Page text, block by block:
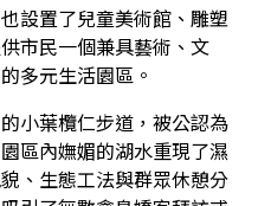
設置了兒童美術館、雕塑
市民一個兼具藝術、文
多元生活園區。
小葉欖仁步道，被公認為
區內嫵媚的湖水重現了濕
、生態工法與群眾休憩分